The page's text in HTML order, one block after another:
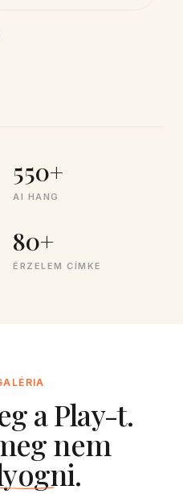
550+
AI HANG
80+
ÉRZELEM CÍMKE
a Play-t.
nem